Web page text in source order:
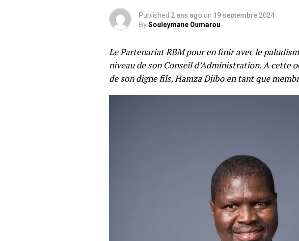
Published 2 ans ago on 19 septembre 2024
BySouleymane Oumarou
Le Partenariat RBM pour en finir avec le
niveau de son Conseil d’Administration. A cette
de son digne fils, Hamza Djibo en tant que